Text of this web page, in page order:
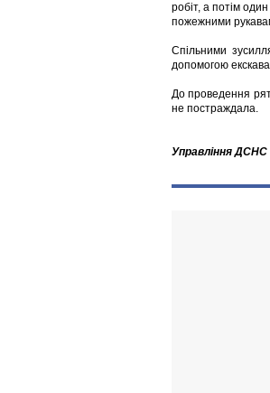
робіт, а потім
пожежними
Спільними
допомогою
До проведення
не постраждала.
Управління ДСНС